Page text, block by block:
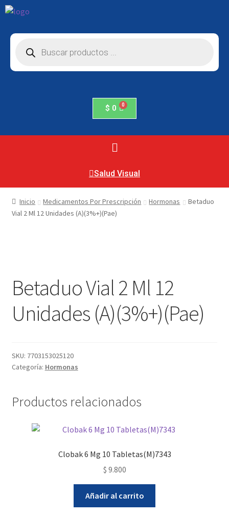
$ 0
Salud Visual
Inicio Medicamentos Por Prescripción Hormonas
Betaduo
Vial 2 Ml 12 Unidades (A)(3%+)(Pae)
Betaduo Vial 2 Ml 12
Unidades (A)(3%+)(Pae)
SKU: 7703153025120
Categoría: Hormonas
Productos relacionados
Clobak 6 Mg 10 Tabletas(M)7343
$ 9.800
Añadir al carrito